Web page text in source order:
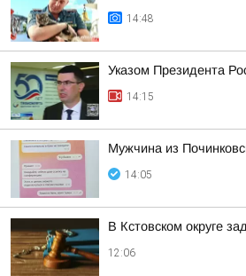
14:48
Указом Президента
14:15
Мужчина из
14:05
В Кстовском округе
12:06